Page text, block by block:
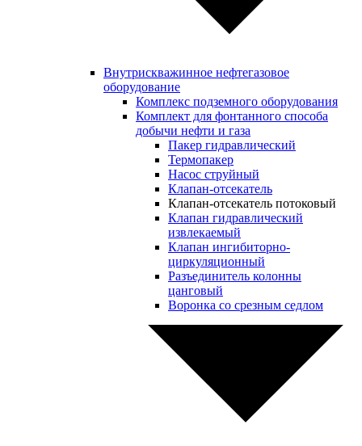
Внутрискважинное нефтегазовое
оборудование
Комплекс подземного оборудования
Комплект для фонтанного способа
добычи нефти и газа
Пакер гидравлический
Термопакер
Насос струйный
Клапан-отсекатель
Клапан-отсекатель потоковый
Клапан гидравлический
извлекаемый
Клапан ингибиторно-
циркуляционный
Разъединитель колонны
цанговый
Воронка со срезным седлом